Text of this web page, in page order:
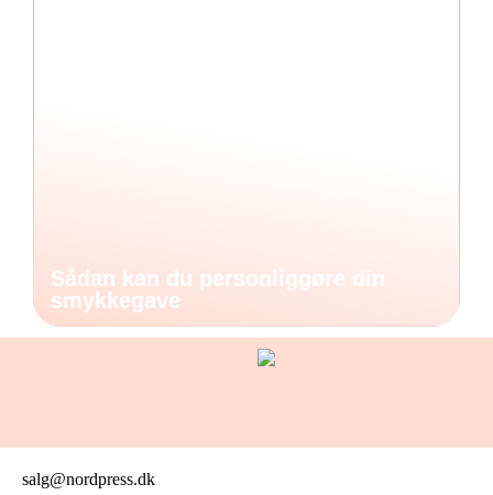
Sådan kan du personliggøre din
smykkegave
salg@nordpress.dk